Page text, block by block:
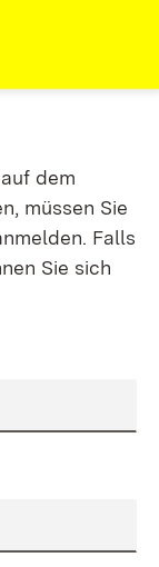
dem
müssen Sie
Falls
Sie sich